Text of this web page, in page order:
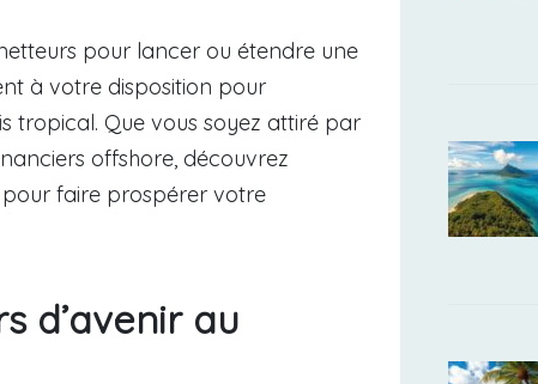
pour lancer ou étendre une
à votre disposition pour
tropical. Que vous soyez attiré par
offshore, découvrez
faire prospérer votre
d’avenir au